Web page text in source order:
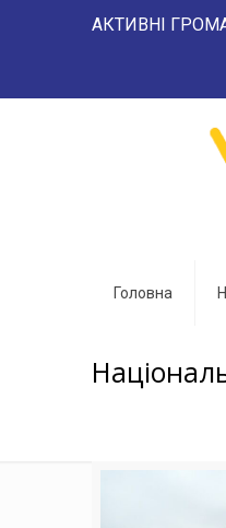
АКТИВНІ
Головна